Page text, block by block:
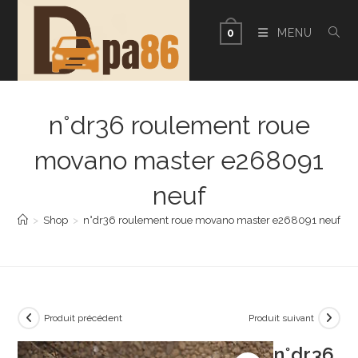
0 MENU
n°dr36 roulement roue
movano master e268091
neuf
> Shop > n°dr36 roulement roue movano master e268091 neuf
Produit précédent Produit suivant